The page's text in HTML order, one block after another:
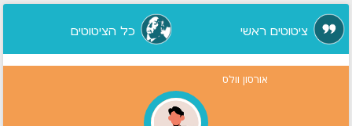
ציטוטים ראשי כל הציטוטים
אורסון וולס